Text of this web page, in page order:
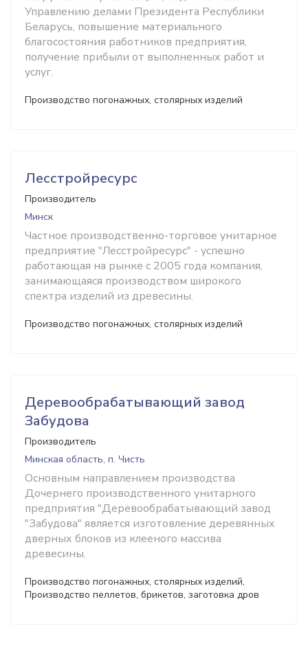
Управлению делами Президента Республики
Беларусь, повышение материального
благосостояния работников предприятия,
получение прибыли от выполненных работ и
услуг.
Производство погонажных, столярных изделий
Лесстройресурс
Производитель
Минск
Частное производственно-торговое унитарное
предприятие "Лесстройресурс" - успешно
работающая на рынке с 2005 года компания,
занимающаяся производством широкого
спектра изделий из древесины.
Производство погонажных, столярных изделий
Деревообрабатывающий завод
Забудова
Производитель
Минская область, п. Чисть
Основным направлением производства
Дочернего производственного унитарного
предприятия "Деревообрабатывающий завод
"Забудова" является изготовление деревянных
дверных блоков из клееного массива
древесины.
Производство погонажных, столярных изделий,
Производство пеллетов, брикетов, заготовка дров